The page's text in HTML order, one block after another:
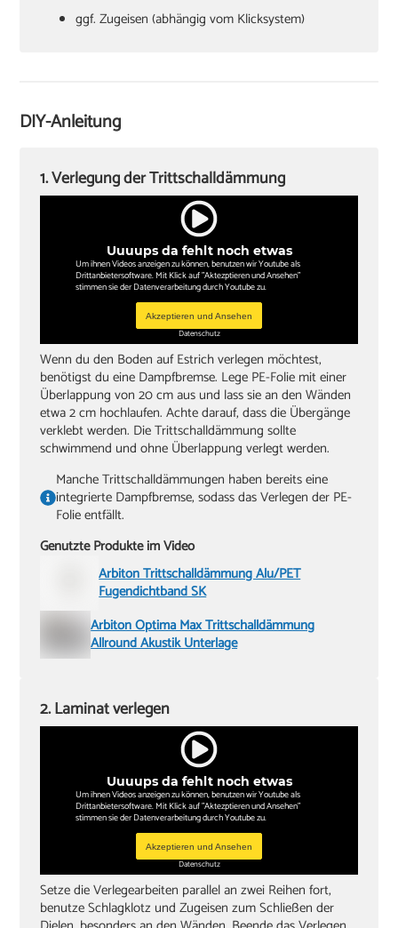
ggf. Zugeisen (abhängig vom Klicksystem)
Cuttermesser
Zollstock
DIY-Anleitung
Uuuups da fehlt noch etwas
Um ihnen Videos anzeigen zu können, benutzen wir Youtube als
Drittanbietersoftware. Mit Klick auf "Aktezptieren und Ansehen"
stimmen sie der Datenverarbeitung durch Youtube zu.
Akzeptieren und Ansehen
Datenschutz
1. Verlegung der Trittschalldämmung
Wenn du den Boden auf Estrich verlegen möchtest,
benötigst du eine Dampfbremse. Lege PE-Folie mit einer
Überlappung von 20 cm aus und lass sie an den Wänden
etwa 2 cm hochlaufen. Achte darauf, dass die Übergänge
verklebt werden. Die Trittschalldämmung sollte
schwimmend und ohne Überlappung verlegt werden.
Manche Trittschalldämmungen haben bereits eine
integrierte Dampfbremse, sodass das Verlegen der PE-
Folie entfällt.
Genutzte Produkte im Video
Arbiton Trittschalldämmung Alu/PET
Fugendichtband SK
Arbiton Optima Max Trittschalldämmung
Allround Akustik Unterlage
Uuuups da fehlt noch etwas
Um ihnen Videos anzeigen zu können, benutzen wir Youtube als
Drittanbietersoftware. Mit Klick auf "Aktezptieren und Ansehen"
stimmen sie der Datenverarbeitung durch Youtube zu.
Akzeptieren und Ansehen
Datenschutz
2. Laminat verlegen
Setze die Verlegearbeiten parallel an zwei Reihen fort,
benutze Schlagklotz und Zugeisen zum Schließen der